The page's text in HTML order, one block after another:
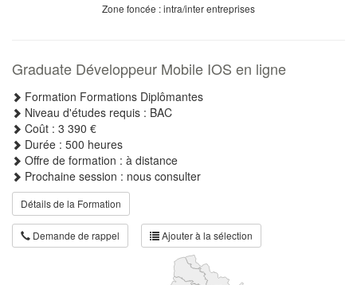
Zone foncée : intra/inter entreprises
Graduate Développeur Mobile IOS en ligne
Formation Formations Diplômantes
Niveau d'études requis : BAC
Coût : 3 390 €
Durée : 500 heures
Offre de formation : à distance
Prochaine session : nous consulter
Détails de la Formation
Demande de rappel Ajouter à la sélection